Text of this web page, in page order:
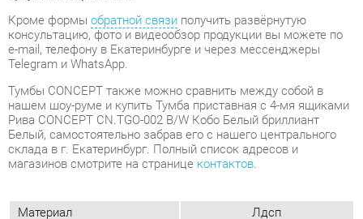
Белый, самостоятельно забрав его с нашего центрального
склада в г. Екатеринбург. Полный список адресов и
магазинов смотрите на страницеконтактов.
Материал Лдсп
Цвет Кобо/белый бриллиант/
белый
Ширина, мм
420
Высота, мм
750